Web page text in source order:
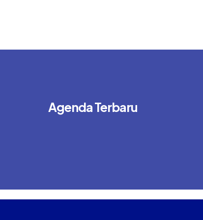
Agenda Terbaru